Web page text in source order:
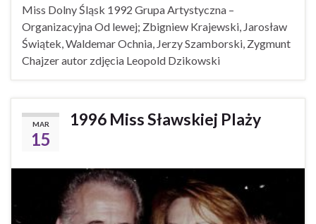
Miss Dolny Śląsk 1992 Grupa Artystyczna –
Organizacyjna Od lewej; Zbigniew Krajewski, Jarosław
Świątek, Waldemar Ochnia, Jerzy Szamborski, Zygmunt
Chajzer autor zdjęcia Leopold Dzikowski
MAR
15
1996 Miss Sławskiej Plaży